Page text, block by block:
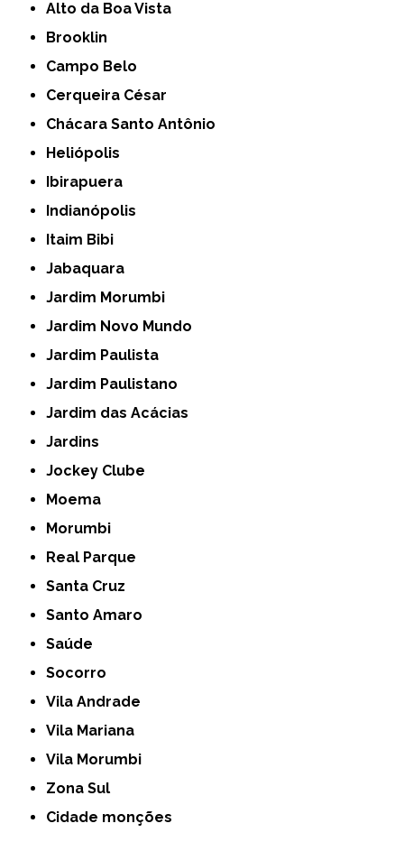
Alto da Boa Vista
Brooklin
Campo Belo
Cerqueira César
Chácara Santo Antônio
Heliópolis
Ibirapuera
Indianópolis
Itaim Bibi
Jabaquara
Jardim Morumbi
Jardim Novo Mundo
Jardim Paulista
Jardim Paulistano
Jardim das Acácias
Jardins
Jockey Clube
Moema
Morumbi
Real Parque
Santa Cruz
Santo Amaro
Saúde
Socorro
Vila Andrade
Vila Mariana
Vila Morumbi
Zona Sul
cidade monções